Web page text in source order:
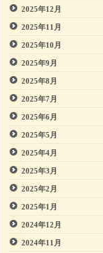
2025年12月
2025年11月
2025年10月
2025年9月
2025年8月
2025年7月
2025年6月
2025年5月
2025年4月
2025年3月
2025年2月
2025年1月
2024年12月
2024年11月